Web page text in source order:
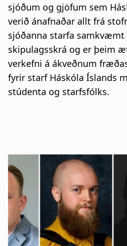
sjóðum og gjöfum sem
verið ánafnaðar allt frá
sjóðanna starfa
skipulagsskrá og er þeim
verkefni á ákveðnum
fyrir starf Háskóla Íslands
stúdenta og starfsfólks.